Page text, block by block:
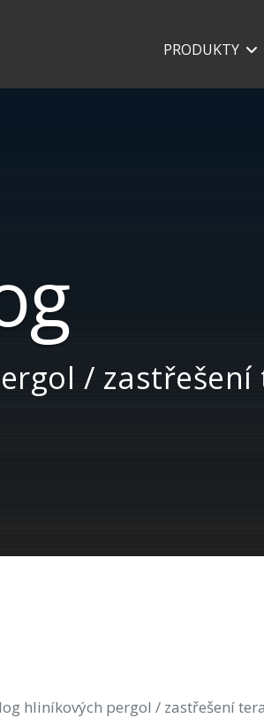
PRODUKTY
/ zastřešení
hliníkových pergol / zastřešení